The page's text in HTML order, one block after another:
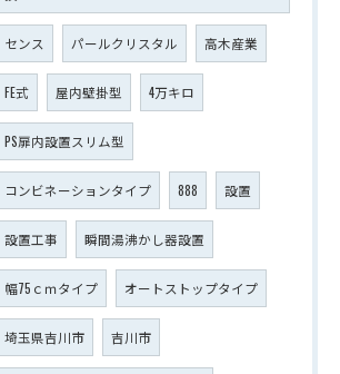
センス パールクリスタル 高木産業
FE式 屋内壁掛型 4万キロ
PS扉内設置スリム型
コンビネーションタイプ 888 設置
設置工事 瞬間湯沸かし器設置
幅75ｃｍタイプ オートストップタイプ
埼玉県吉川市 吉川市